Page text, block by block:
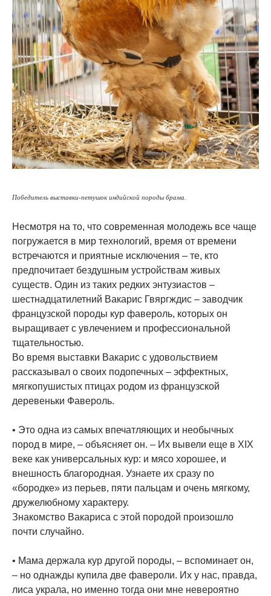
Победитель выставки-петушок индийской породы брама.
Несмотря на то, что современная молодежь все чаще
погружается в мир технологий, время от времени
встречаются и приятные исключения – те, кто
предпочитает бездушным устройствам живых
существ. Один из таких редких энтузиастов –
шестнадцатилетний Вакарис Гвяргждис – заводчик
французской породы кур фавероль, которых он
выращивает с увлечением и профессиональной
тщательностью.
Во время выставки Вакарис с удовольствием
рассказывал о своих подопечных – эффектных,
мягкопушистых птицах родом из французской
деревеньки Фавероль.
• Это одна из самых впечатляющих и необычных
пород в мире, – объясняет он. – Их вывели еще в XIX
веке как универсальных кур: и мясо хорошее, и
внешность благородная. Узнаете их сразу по
«бородке» из перьев, пяти пальцам и очень мягкому,
дружелюбному характеру.
Знакомство Вакариса с этой породой произошло
почти случайно.
• Мама держала кур другой породы, – вспоминает он,
– но однажды купила две фавероли. Их у нас, правда,
лиса украла, но именно тогда они мне невероятно